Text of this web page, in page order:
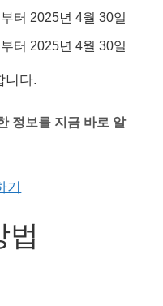
터 2025년 4월 30일
터 2025년 4월 30일
니다.
정보를 지금 바로 알
기
법